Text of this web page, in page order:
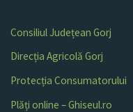
Consiliul Județean Gorj
Direcția Agricolă Gorj
Protecția Consumatorului
Plăți online – Ghiseul.ro